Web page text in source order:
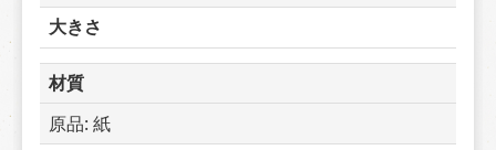
大きさ
材質
原品: 紙